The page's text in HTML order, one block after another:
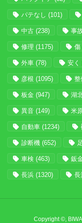
パテなし (101)
中古 (238) 事
修理 (1175) 傷
外車 (78) 安く
彦根 (1095) 整
板金 (947) 湖
異音 (149) 米
自動車 (1234)
診断機 (652)
車検 (463) 鈑
長浜 (1320) 長
Copyright ©,